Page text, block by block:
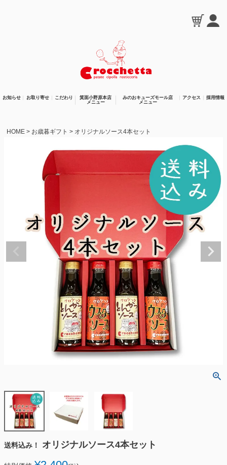
お知らせ お取り寄せ こだわり
箕面小野原本店
メニュー
みのおキューズモール店
メニュー
アクセス 採用情報
HOME お歳暮ギフト オリジナルソース4本セット
送料込み！ オリジナルソース4本セット